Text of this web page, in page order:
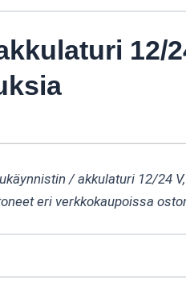
12/
/ akkulaturi 12/24
eri verkkokaupoissa